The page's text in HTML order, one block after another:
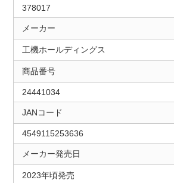
378017
メーカー
工機ホールディングス
商品番号
24441034
JANコード
4549115253636
メーカー発売日
2023年頃発売